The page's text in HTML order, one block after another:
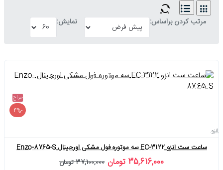
مرتب کردن براساس: نمایش:
حراج
-4%
انزو
ساعت ست انزو EC-3122 سه موتوره فول مشکی اورجینال Enzo-8765-S
35,616,000 تومان 37,100,000 تومان